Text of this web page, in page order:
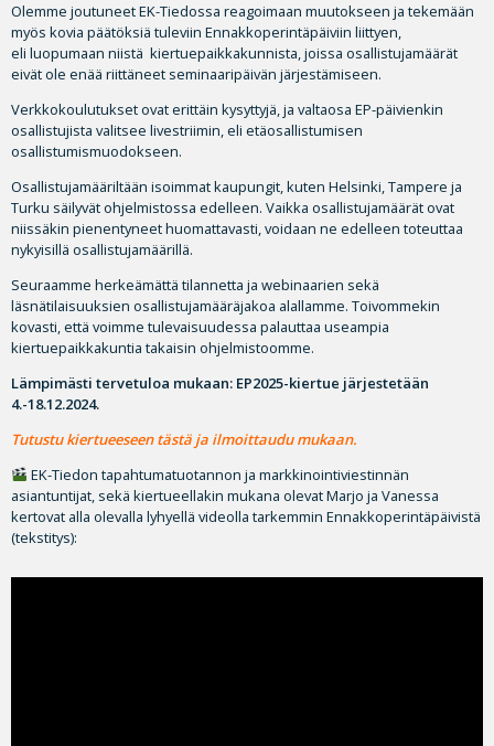
Olemme joutuneet EK-Tiedossa reagoimaan muutokseen ja tekemään
myös kovia päätöksiä tuleviin Ennakkoperintäpäiviin liittyen,
eli luopumaan niistä kiertuepaikkakunnista, joissa osallistujamäärät
eivät ole enää riittäneet seminaaripäivän järjestämiseen.
Verkkokoulutukset ovat erittäin kysyttyjä, ja valtaosa EP-päivienkin
osallistujista valitsee livestriimin, eli etäosallistumisen
osallistumismuodokseen.
Osallistujamääriltään isoimmat kaupungit, kuten Helsinki, Tampere ja
Turku säilyvät ohjelmistossa edelleen. Vaikka osallistujamäärät ovat
niissäkin pienentyneet huomattavasti, voidaan ne edelleen toteuttaa
nykyisillä osallistujamäärillä.
Seuraamme herkeämättä tilannetta ja webinaarien sekä
läsnätilaisuuksien osallistujamääräjakoa alallamme. Toivommekin
kovasti, että voimme tulevaisuudessa palauttaa useampia
kiertuepaikkakuntia takaisin ohjelmistoomme.
Lämpimästi tervetuloa mukaan: EP2025-kiertue järjestetään
4.-18.12.2024.
Tutustu kiertueeseentästä ja ilmoittaudu mukaan.
EK-Tiedon tapahtumatuotannon ja markkinointiviestinnän
asiantuntijat, sekä kiertueellakin mukana olevat Marjo ja Vanessa
kertovat alla olevalla lyhyellä videolla tarkemmin Ennakkoperintäpäivistä
(tekstitys):